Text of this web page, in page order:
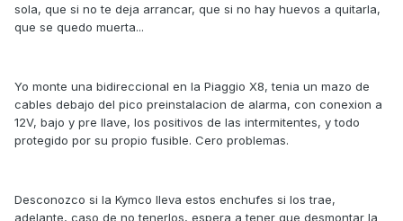
sola, que si no te deja arrancar, que si no hay huevos a quitarla,
que se quedo muerta...
Yo monte una bidireccional en la Piaggio X8, tenia un mazo de
cables debajo del pico preinstalacion de alarma, con conexion a
12V, bajo y pre llave, los positivos de las intermitentes, y todo
protegido por su propio fusible. Cero problemas.
Desconozco si la Kymco lleva estos enchufes si los trae,
adelante, caso de no tenerlos, espera a tener que desmontar la